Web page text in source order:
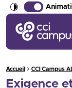
CCI Campus La
Fil d'Ariane :
Accueil › CCI Campus
Exigence